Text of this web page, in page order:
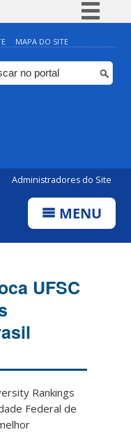
Simplifique!
Comunica BR
Participe
MAPA DO SITE
Administradores do Site
MENU
UFSC
Rankings
Federal de